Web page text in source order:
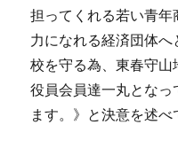
担ってくれる若い青年
力になれる経済団体
校を守る為、東春守山
役員会員達一丸となっ
ます。》と決意を述べ